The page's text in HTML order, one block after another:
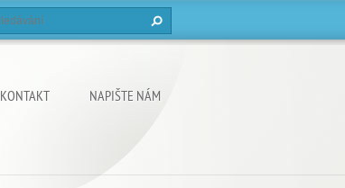
KONTAKT NAPIŠTE NÁM